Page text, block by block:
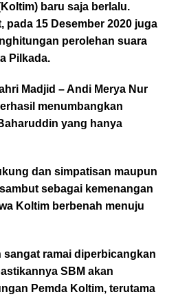
baru saja berlalu.
pada 15 Desember 2020 juga
perolehan suara
Pilkada.
Madjid – Andi Merya Nur
menumbangkan
yang hanya
dan simpatisan maupun
sebagai kemenangan
Koltim berbenah menuju
ramai diperbicangkan
SBM akan
Pemda Koltim, terutama